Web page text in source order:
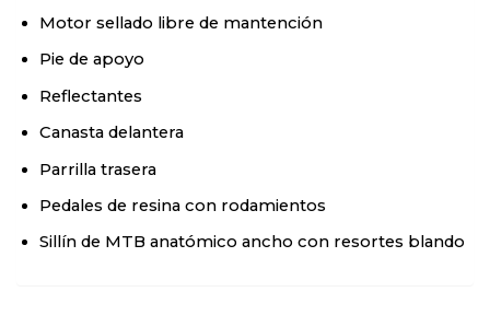
Motor sellado libre de mantención
Pie de apoyo
Reflectantes
Canasta delantera
Parrilla trasera
Pedales de resina con rodamientos
Sillín de MTB anatómico ancho con resortes blando